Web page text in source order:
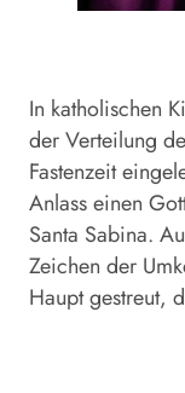
In katholischen
der Verteilung
Fastenzeit
Anlass einen
Santa Sabina.
Zeichen der
Haupt gestreut,